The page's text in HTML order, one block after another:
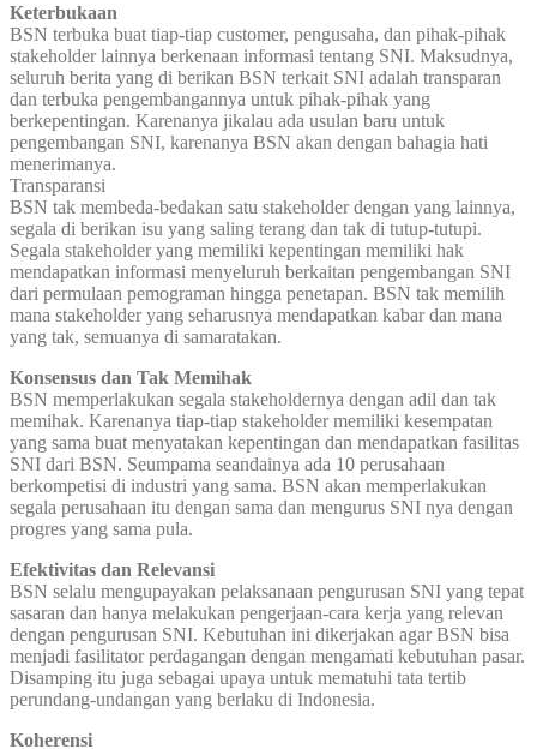
Keterbukaan
BSN terbuka buat tiap-tiap customer, pengusaha, dan pihak-pihak
stakeholder lainnya berkenaan informasi tentang SNI. Maksudnya,
seluruh berita yang di berikan BSN terkait SNI adalah transparan
dan terbuka pengembangannya untuk pihak-pihak yang
berkepentingan. Karenanya jikalau ada usulan baru untuk
pengembangan SNI, karenanya BSN akan dengan bahagia hati
menerimanya.
Transparansi
BSN tak membeda-bedakan satu stakeholder dengan yang lainnya,
segala di berikan isu yang saling terang dan tak di tutup-tutupi.
Segala stakeholder yang memiliki kepentingan memiliki hak
mendapatkan informasi menyeluruh berkaitan pengembangan SNI
dari permulaan pemograman hingga penetapan. BSN tak memilih
mana stakeholder yang seharusnya mendapatkan kabar dan mana
yang tak, semuanya di samaratakan.
Konsensus dan Tak Memihak
BSN memperlakukan segala stakeholdernya dengan adil dan tak
memihak. Karenanya tiap-tiap stakeholder memiliki kesempatan
yang sama buat menyatakan kepentingan dan mendapatkan fasilitas
SNI dari BSN. Seumpama seandainya ada 10 perusahaan
berkompetisi di industri yang sama. BSN akan memperlakukan
segala perusahaan itu dengan sama dan mengurus SNI nya dengan
progres yang sama pula.
Efektivitas dan Relevansi
BSN selalu mengupayakan pelaksanaan pengurusan SNI yang tepat
sasaran dan hanya melakukan pengerjaan-cara kerja yang relevan
dengan pengurusan SNI. Kebutuhan ini dikerjakan agar BSN bisa
menjadi fasilitator perdagangan dengan mengamati kebutuhan pasar.
Disamping itu juga sebagai upaya untuk mematuhi tata tertib
perundang-undangan yang berlaku di Indonesia.
Koherensi